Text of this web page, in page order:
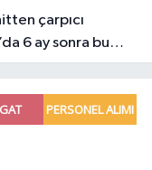
6 ay sonra bu